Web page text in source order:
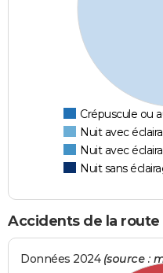
Crépuscule ou
Nuit avec
Nuit avec
Nuit sans
Accidents de la
Données 2024 (source :